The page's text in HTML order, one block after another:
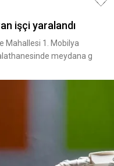
işçi yaralandı
Mahallesi 1. Mobilya
meydana g